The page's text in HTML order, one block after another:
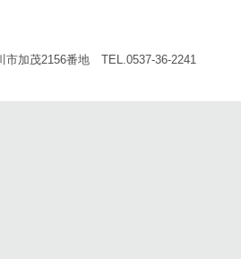
市加茂2156番地 TEL.0537-36-2241